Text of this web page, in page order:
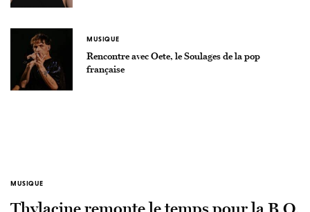
MUSIQUE
Rencontre avec Oete, le Soulages de la pop
française
MUSIQUE